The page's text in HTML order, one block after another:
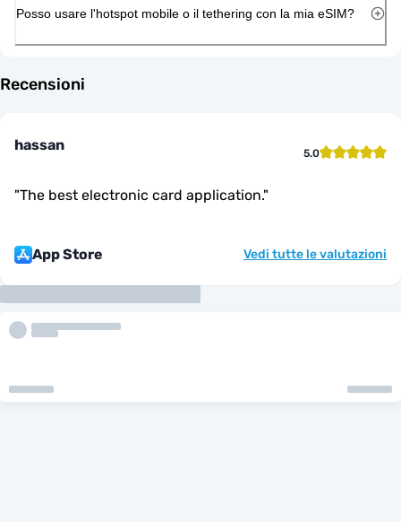
Posso usare l'hotspot mobile o il tethering con la mia eSIM?
Recensioni
hassan 5.0
"The best electronic card application."
App Store Vedi tutte le valutazioni